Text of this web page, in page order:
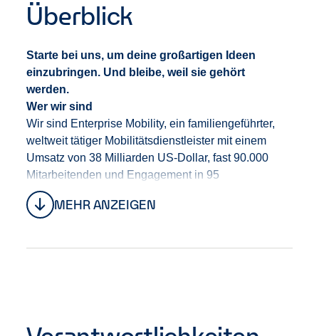
Überblick
MEHR ANZEIGEN
Starte bei uns, um deine großartigen Ideen
einzubringen. Und bleibe, weil sie gehört
werden.
Wer wir sind
Wir sind Enterprise Mobility,ein familiengeführter,
weltweit tätiger Mobilitätsdienstleister mit einem
Umsatz von 38 Milliarden US-Dollar, fast 90.000
Mitarbeitenden und Engagement in 95
Ländern.
bauen wirdas Unternehmen
Dein Einstieg bei uns